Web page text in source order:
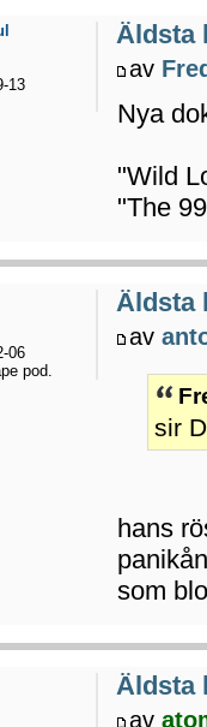
Äldsta
av
Nya
"Wild
"The
13
Äldsta
av
sir
hans
som
06
pod.
Äldsta
av